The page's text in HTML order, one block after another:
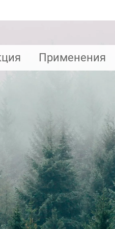
Применения